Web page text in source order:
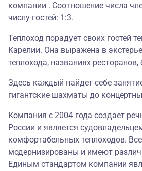
компании . Соотношение числа
числу гостей: 1:3.
Теплоход порадует своих гостей
Карелии. Она выражена в
теплохода, названиях
Здесь каждый найдет себе
гигантские шахматы до
Компания с 2004 года создает
России и является
комфортабельных теплоходов.
модернизированы и имеют
Единым стандартом компании